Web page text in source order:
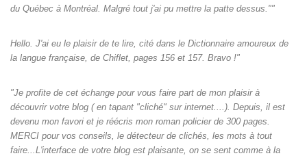
du Québec à Montréal. Malgré tout j'ai pu mettre la patte dessus.""
Hello. J'ai eu le plaisir de te lire, cité dans le Dictionnaire amoureux de
la langue française, de Chiflet, pages 156 et 157. Bravo !"
"Je profite de cet échange pour vous faire part de mon plaisir à
découvrir votre blog ( en tapant "cliché" sur internet....). Depuis, il est
devenu mon favori et je réécris mon roman policier de 300 pages.
MERCI pour vos conseils, le détecteur de clichés, les mots à tout
faire...L'interface de votre blog est plaisante, on se sent comme à la